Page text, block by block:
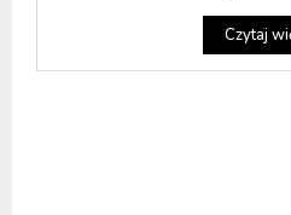
Czytaj